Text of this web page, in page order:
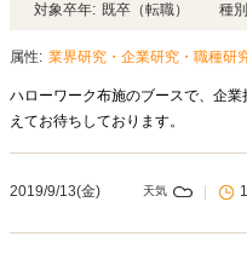
対象卒年: 既卒（転職） 種
属性: 業界研究・企業研究・職種研
ハローワーク布施のブースで、企
えてお待ちしております。
2019/9/13(金) 天気